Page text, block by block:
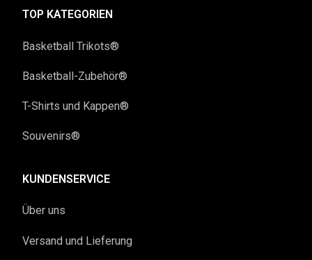
TOP KATEGORIEN
Basketball Trikots®
Basketball-Zubehör®
T-Shirts und Kappen®
Souvenirs®
KUNDENSERVICE
Über uns
Versand und Lieferung